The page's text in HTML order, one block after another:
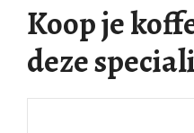
Koop je
deze